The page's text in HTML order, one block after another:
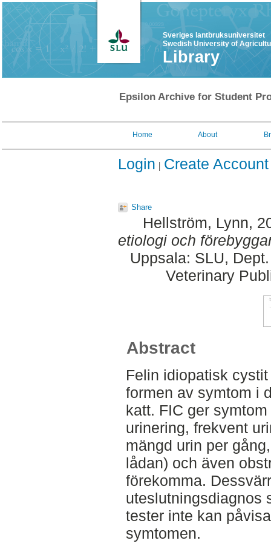
Sveriges lantbruksuniversitet
Swedish University of
Library
Epsilon Archive for Student
Home About
Login Create Account
Share
Hellström, Lynn,
etiologi och
Uppsala: SLU,
Veterinary
Abstract
Felin idiopatisk
formen av symtom i
katt. FIC ger
urinering, frekvent
mängd urin per
lådan) och även
förekomma.
uteslutningsdiagnos
tester inte kan
symtomen.